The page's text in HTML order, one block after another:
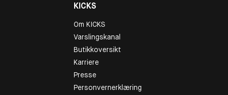
KICKS
Om KICKS
Varslingskanal
Butikkoversikt
Karriere
Presse
Personvernerklæring